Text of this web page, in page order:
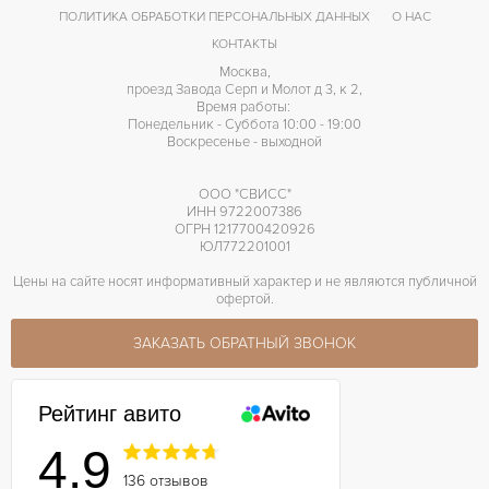
ПОЛИТИКА ОБРАБОТКИ ПЕРСОНАЛЬНЫХ ДАННЫХ
О НАС
КОНТАКТЫ
Москва,
проезд Завода Серп и Молот д 3, к 2,
Время работы:
Понедельник - Суббота 10:00 - 19:00
Воскресенье - выходной
ООО "СВИСС"
ИНН 9722007386
ОГРН 1217700420926
ЮЛ772201001
Цены на сайте носят информативный характер и не являются публичной
офертой.
ЗАКАЗАТЬ ОБРАТНЫЙ ЗВОНОК
Рейтинг авито
4.9 136 отзывов